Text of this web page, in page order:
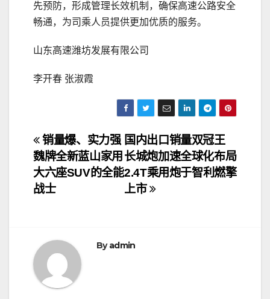
先预防，形成管理长效机制，确保高速公路安全
畅通，为司乘人员提供更加优质的服务。
山东高速潍坊发展有限公司
李开春 张淑霞
文
章
导
国内出口销量双冠王
长城炮加速全球化布局
2.4T乘用炮于智利燃擎
上市
销量爆、实力强
魏牌全新蓝山家用
大六座SUV的全能
战士
Byadmin